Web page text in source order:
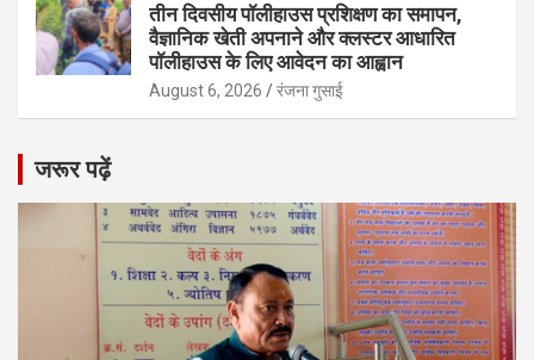
तीन दिवसीय पॉलीहाउस प्रशिक्षण का समापन,
वैज्ञानिक खेती अपनाने और क्लस्टर आधारित
पॉलीहाउस के लिए आवेदन का आह्वान
August 6, 2026 रंजना गुसाई
जरूर पढ़ें